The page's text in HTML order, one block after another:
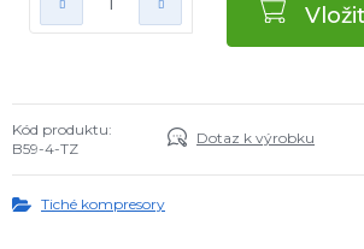
Kód produktu:
B59-4-TZ
Dotaz k výrobku
Tiché kompresory